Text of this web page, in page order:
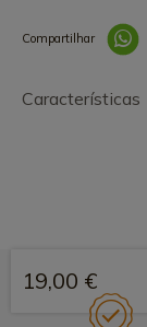
Compartilhar
Características
19,00 €